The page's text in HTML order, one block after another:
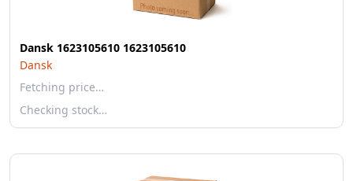
Dansk 1623105610 1623105610
Dansk
Fetching price…
Checking stock…